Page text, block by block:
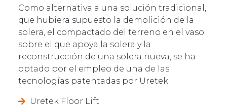
Como alternativa a una solución tradicional,
que hubiera supuesto la demolición de la
solera, el compactado del terreno en el vaso
sobre el que apoya la solera y la
reconstrucción de una solera nueva, se ha
optado por el empleo de una de las
tecnologías patentadas por Uretek:
Uretek Floor Lift